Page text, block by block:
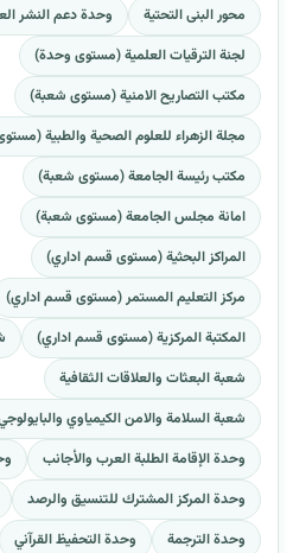
محور البنى التحتية
وحدة دعم النشر
لجنة الترقيات العلمية (مستوى وحدة)
مكتب التصاريح الامنية (مستوى شعبة)
مجلة الزهراء للعلوم الصحية والطبية
مكتب رئيسة الجامعة (مستوى شعبة)
امانة مجلس الجامعة (مستوى شعبة)
المراكز البحثية (مستوى قسم اداري)
مركز التعليم المستمر (مستوى قسم اداري)
المكتبة المركزية (مستوى قسم اداري)
شعبة البعثات والعلاقات الثقافية
شعبة السلامة والامن الكيمياوي
وحدة الإقامة الطلبة العرب والأجانب
وحدة المركز المشترك للتنسيق والرصد
وحدة الترجمة
وحدة التحفيظ القرآني